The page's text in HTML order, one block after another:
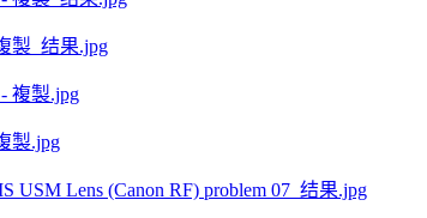
製_结果.jpg
製.jpg